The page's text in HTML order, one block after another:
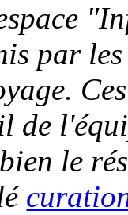
par
de
le